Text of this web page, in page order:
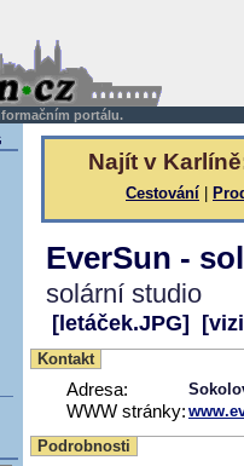
portálu.
Najít v
Cestování
EverSun -
solární studio
[letáček.JPG]
Kontakt
Adresa:
WWW stránky:
Podrobnosti